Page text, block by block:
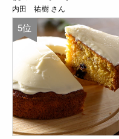
内田 祐樹 さん
5位